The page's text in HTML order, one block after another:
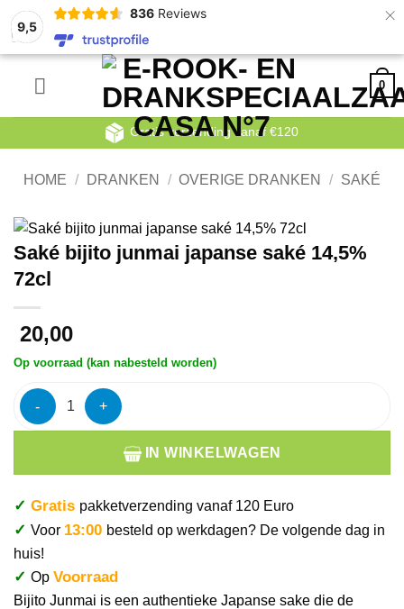
9,5
836 Reviews ×
0
Gratis verzending vanaf €120
HOME / DRANKEN / OVERIGE DRANKEN / SAKÉ
Saké bijito junmai japanse saké 14,5%
72cl
20,00
Op voorraad (kan nabesteld worden)
Saké bijito junmai japanse saké 14,5% 72cl aantal
IN WINKELWAGEN
✓ Gratis pakketverzending vanaf 120 Euro
✓ Voor 13:00 besteld op werkdagen? De volgende dag in
huis!
✓ Op Voorraad
Bijito Junmai is een authentieke Japanse sake die de